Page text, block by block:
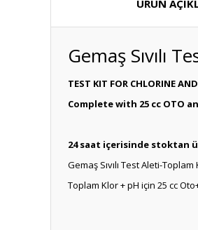
ÜRÜN
Gemaş Sıvılı
TEST KIT FOR CHLORINE
Complete with 25 cc OTO
24 saat içerisinde stoktan
Gemaş Sıvılı Test Aleti-
Toplam Klor + pH için 25 cc